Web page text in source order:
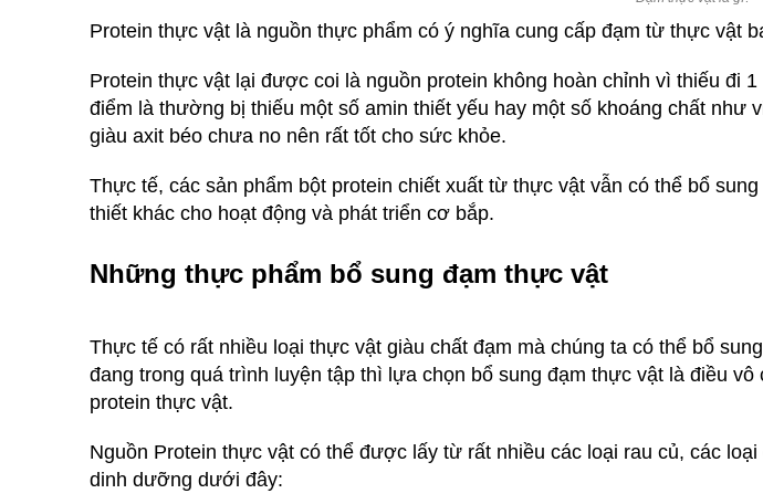
Protein thực vật là nguồn thực phẩm có ý nghĩa cung cấp đạm từ thực vật
Protein thực vật lại được coi là nguồn protein không hoàn chỉnh vì thiếu đi
điểm là thường bị thiếu một số amin thiết yếu hay một số khoáng chất như
giàu axit béo chưa no nên rất tốt cho sức khỏe.
Thực tế, các sản phẩm bột protein chiết xuất từ thực vật vẫn có thể bổ
thiết khác cho hoạt động và phát triển cơ bắp.
Những thực phẩm bổ sung đạm thực vật
Thực tế có rất nhiều loại thực vật giàu chất đạm mà chúng ta có thể bổ
đang trong quá trình luyện tập thì lựa chọn bổ sung đạm thực vật là điều
protein thực vật.
Nguồn Protein thực vật có thể được lấy từ rất nhiều các loại rau củ, các
dinh dưỡng dưới đây: